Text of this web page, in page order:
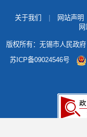
关于我们 网站声明
网
版权所有：无锡市人民政
苏ICP备09024546号